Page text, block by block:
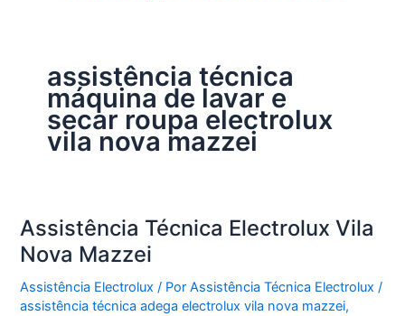
assistência técnica
máquina de lavar e
secar roupa electrolux
vila nova mazzei
Assistência Técnica Electrolux Vila
Nova Mazzei
Assistência Electrolux / PorAssistência Técnica Electrolux/
assistência técnica adega electrolux vila nova mazzei,